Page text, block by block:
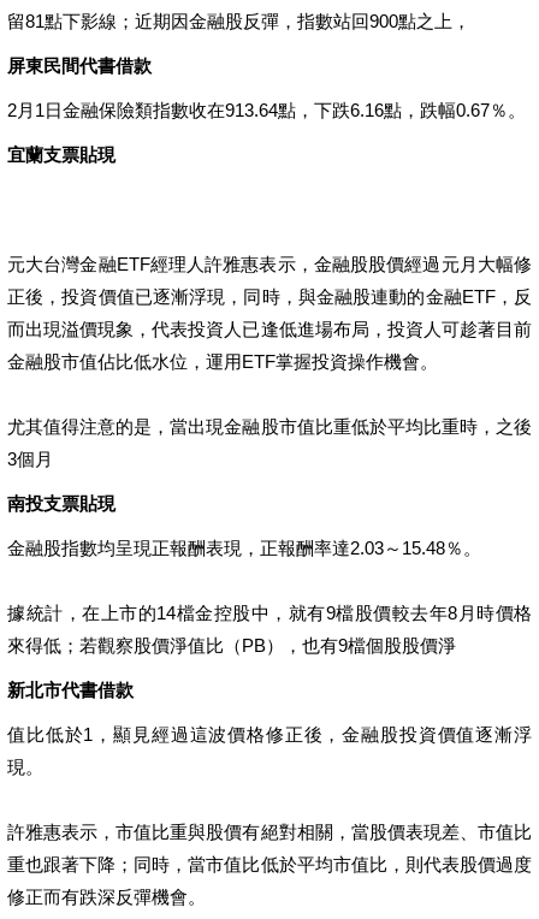
留81點下影線；近期因金融股反彈，指數站回900點之上，
屏東民間代書借款
2月1日金融保險類指數收在913.64點，下跌6.16點，跌幅0.67％。
宜蘭支票貼現
元大台灣金融ETF經理人許雅惠表示，金融股股價經過元月大幅修
正後，投資價值已逐漸浮現，同時，與金融股連動的金融ETF，反
而出現溢價現象，代表投資人已逢低進場布局，投資人可趁著目前
金融股市值佔比低水位，運用ETF掌握投資操作機會。
尤其值得注意的是，當出現金融股市值比重低於平均比重時，之後
3個月
南投支票貼現
金融股指數均呈現正報酬表現，正報酬率達2.03～15.48％。
據統計，在上市的14檔金控股中，就有9檔股價較去年8月時價格
來得低；若觀察股價淨值比（PB），也有9檔個股股價淨
新北市代書借款
值比低於1，顯見經過這波價格修正後，金融股投資價值逐漸浮
現。
許雅惠表示，市值比重與股價有絕對相關，當股價表現差、市值比
重也跟著下降；同時，當市值比低於平均市值比，則代表股價過度
修正而有跌深反彈機會。